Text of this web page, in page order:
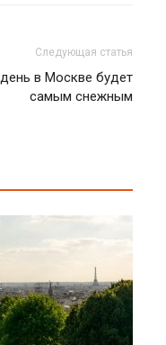
Следующая статья
в Москве будет
самым снежным